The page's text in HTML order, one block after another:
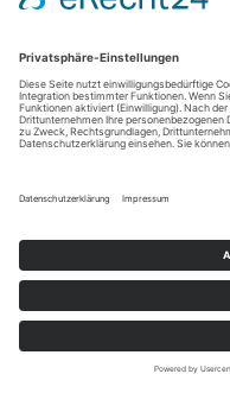
Impressum
AGB
Service
Cookie-Einstellungen Home
© 2026 Naturstein Vonderhecken